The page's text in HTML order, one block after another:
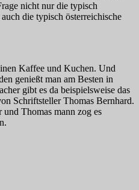
nicht nur die typisch
die typisch österreichische
Kaffee und Kuchen. Und
genießt man am Besten in
gibt es da beispielsweise das
Schriftsteller Thomas Bernhard.
Thomas mann zog es